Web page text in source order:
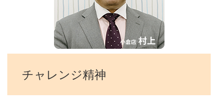
チャレンジ精神